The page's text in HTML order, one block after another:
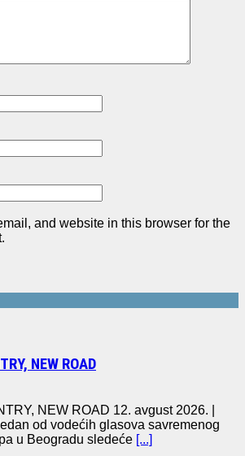
and website in this browser for the
NEW ROAD
NEW ROAD 12. avgust 2026. |
od vodećih glasova savremenog
u Beogradu sledeće [...]